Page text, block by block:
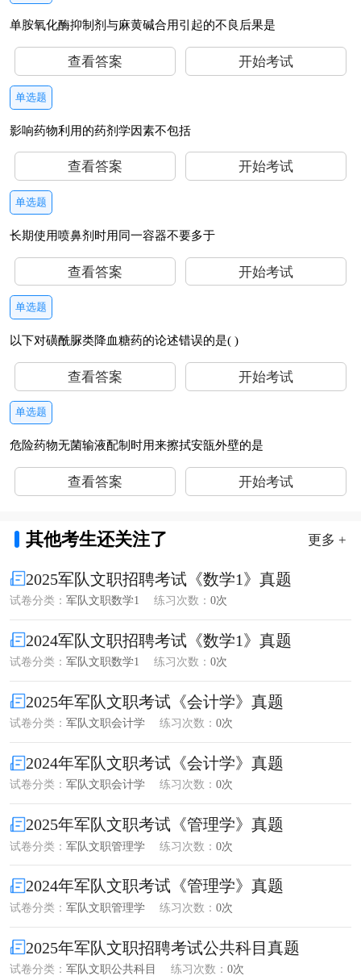
单胺氧化酶抑制剂与麻黄碱合用引起的不良后果是
查看答案 开始考试
单选题
影响药物利用的药剂学因素不包括
查看答案 开始考试
单选题
长期使用喷鼻剂时用同一容器不要多于
查看答案 开始考试
单选题
以下对磺酰脲类降血糖药的论述错误的是( )
查看答案 开始考试
单选题
危险药物无菌输液配制时用来擦拭安瓿外壁的是
查看答案 开始考试
其他考生还关注了 更多 +
2025军队文职招聘考试《数学1》真题
试卷分类： 军队文职数学1 练习次数： 0次
2024军队文职招聘考试《数学1》真题
试卷分类： 军队文职数学1 练习次数： 0次
2025年军队文职考试《会计学》真题
试卷分类： 军队文职会计学 练习次数： 0次
2024年军队文职考试《会计学》真题
试卷分类： 军队文职会计学 练习次数： 0次
2025年军队文职考试《管理学》真题
试卷分类： 军队文职管理学 练习次数： 0次
2024年军队文职考试《管理学》真题
试卷分类： 军队文职管理学 练习次数： 0次
2025年军队文职招聘考试公共科目真题
试卷分类： 军队文职公共科目 练习次数： 0次